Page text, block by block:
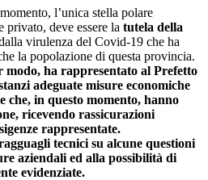
l’unica stella polare
privato, deve essere la tutela della
virulenza del Covid-19 che ha
la popolazione di questa provincia.
ha rappresentato al Prefetto
adeguate misure economiche
che, in questo momento, hanno
ricevendo rassicurazioni
rappresentate.
tecnici su alcune questioni
aziendali ed alla possibilità di
evidenziate.